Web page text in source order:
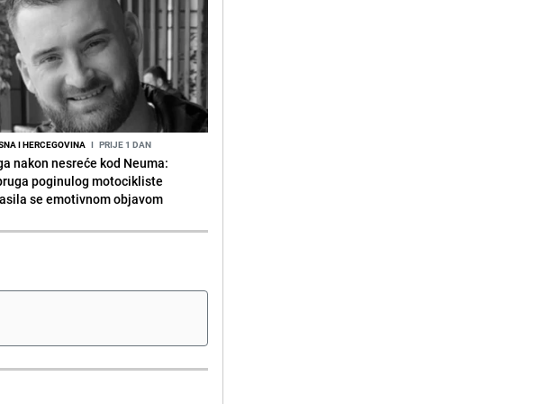
I HERCEGOVINA I PRIJE 1 DAN
nakon nesreće kod Neuma:
poginulog motocikliste
se emotivnom objavom